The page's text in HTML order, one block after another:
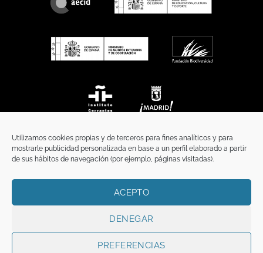
Utilizamos cookies propias y de terceros para fines analíticos y para
mostrarle publicidad personalizada en base a un perfil elaborado a partir
de sus hábitos de navegación (por ejemplo, páginas visitadas).
ACEPTO
DENEGAR
PREFERENCIAS
TÉRMINOS Y CONDICIONES
Copyright 2026 ©FunciFUNCI es titular de los derechos de propiedad
intelectual e industrial de este sitio web, y es también titular o tiene la